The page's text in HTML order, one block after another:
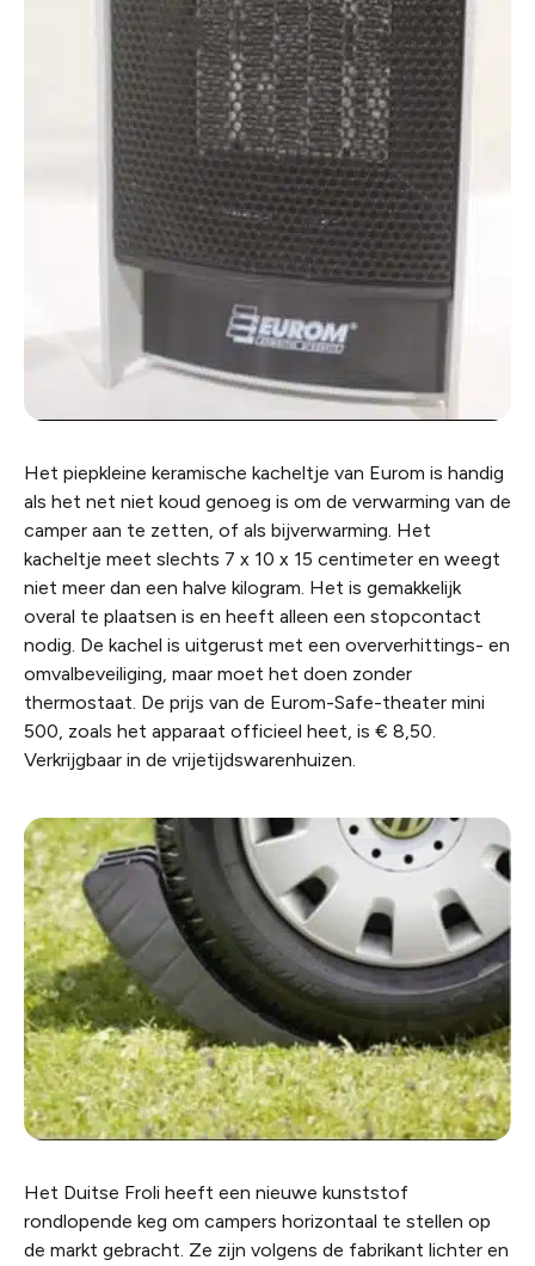
Het piepkleine keramische kacheltje van Eurom is handig
als het net niet koud genoeg is om de verwarming van de
camper aan te zetten, of als bijverwarming. Het
kacheltje meet slechts 7 x 10 x 15 centimeter en weegt
niet meer dan een halve kilogram. Het is gemakkelijk
overal te plaatsen is en heeft alleen een stopcontact
nodig. De kachel is uitgerust met een oververhittings- en
omvalbeveiliging, maar moet het doen zonder
thermostaat. De prijs van de Eurom-Safe-theater mini
500, zoals het apparaat officieel heet, is € 8,50.
Verkrijgbaar in de vrijetijdswarenhuizen.
Het Duitse Froli heeft een nieuwe kunststof
rondlopende keg om campers horizontaal te stellen op
de markt gebracht. Ze zijn volgens de fabrikant lichter en